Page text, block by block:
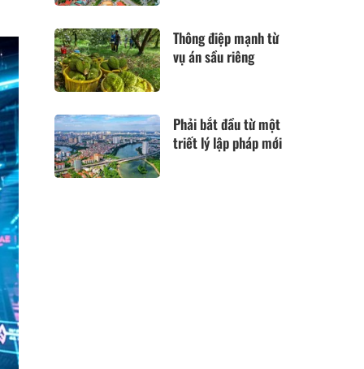
Thông điệp mạnh từ
vụ án sầu riêng
Phải bắt đầu từ một
triết lý lập pháp mới